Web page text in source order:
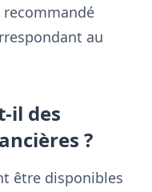
au
il des
?
être disponibles